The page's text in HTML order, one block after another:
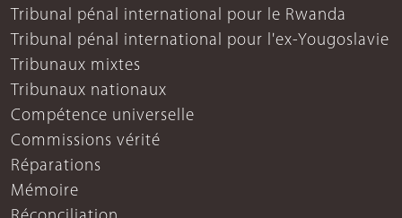
Tribunal pénal international pour le Rwanda
Tribunal pénal international pour l'ex-Yougoslavie
Tribunaux mixtes
Tribunaux nationaux
Compétence universelle
Commissions vérité
Réparations
Mémoire